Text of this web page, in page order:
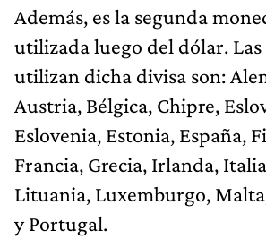
Además, es la segunda
utilizada luego del dólar. Las
utilizan dicha divisa son:
Austria, Bélgica, Chipre,
Eslovenia, Estonia, España,
Francia, Grecia, Irlanda,
Lituania, Luxemburgo,
y Portugal.